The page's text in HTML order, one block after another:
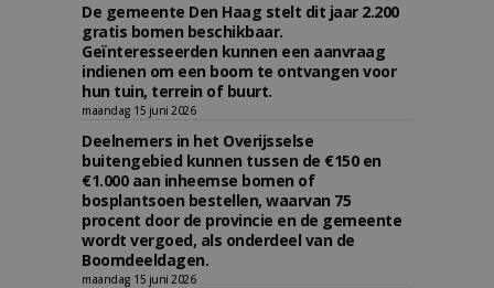
De gemeente Den Haag stelt dit jaar 2.200
gratis bomen beschikbaar.
Geïnteresseerden kunnen een aanvraag
indienen om een boom te ontvangen voor
hun tuin, terrein of buurt.
maandag 15 juni 2026
Deelnemers in het Overijsselse
buitengebied kunnen tussen de €150 en
€1.000 aan inheemse bomen of
bosplantsoen bestellen, waarvan 75
procent door de provincie en de gemeente
wordt vergoed, als onderdeel van de
Boomdeeldagen.
maandag 15 juni 2026